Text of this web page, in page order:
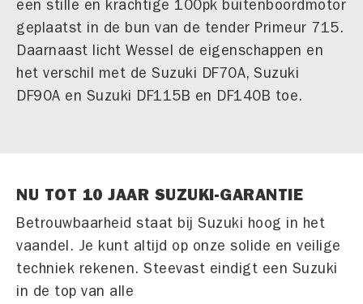
een stille en krachtige 100pk buitenboordmotor
geplaatst in de bun van de tender Primeur 715.
Daarnaast licht Wessel de eigenschappen en
het verschil met de Suzuki DF70A, Suzuki
DF90A en Suzuki DF115B en DF140B toe.
NU TOT 10 JAAR SUZUKI-GARANTIE
Betrouwbaarheid staat bij Suzuki hoog in het
vaandel. Je kunt altijd op onze solide en veilige
techniek rekenen. Steevast eindigt een Suzuki
in de top van alle